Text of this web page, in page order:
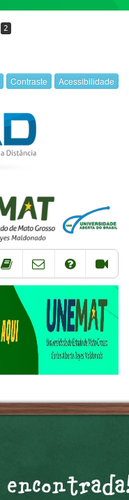
2
Contraste Acessibilidade